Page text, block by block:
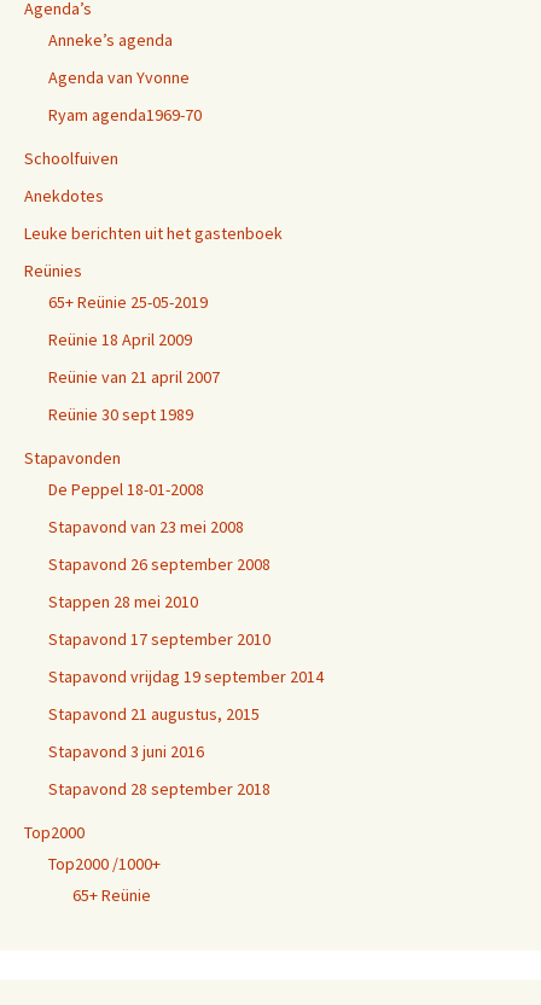
Agenda’s
Anneke’s agenda
Agenda van Yvonne
Ryam agenda1969-70
Schoolfuiven
Anekdotes
Leuke berichten uit het gastenboek
Reünies
65+ Reünie 25-05-2019
Reünie 18 April 2009
Reünie van 21 april 2007
Reünie 30 sept 1989
Stapavonden
De Peppel 18-01-2008
Stapavond van 23 mei 2008
Stapavond 26 september 2008
Stappen 28 mei 2010
Stapavond 17 september 2010
Stapavond vrijdag 19 september 2014
Stapavond 21 augustus, 2015
Stapavond 3 juni 2016
Stapavond 28 september 2018
Top2000
Top2000 /1000+
65+ Reünie